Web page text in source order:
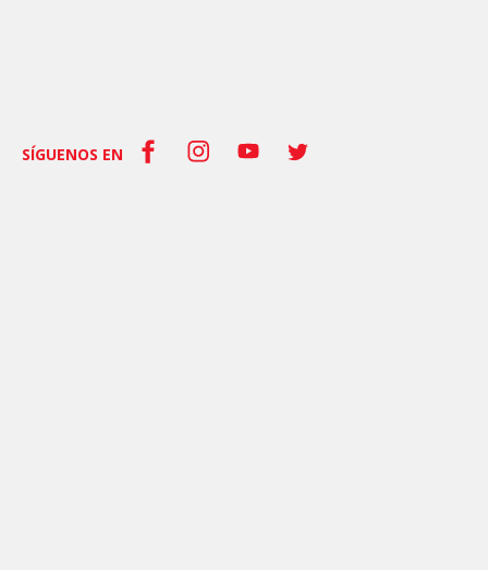
SÍGUENOS EN